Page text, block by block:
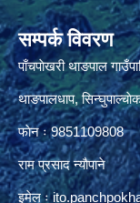
सम्पर्क विवरण
पाँचपाेखरी थाङपाल
थाङपालधाप,
फाेन ः 9851109808
राम प्रसाद न्याैपाने
इमेल ः